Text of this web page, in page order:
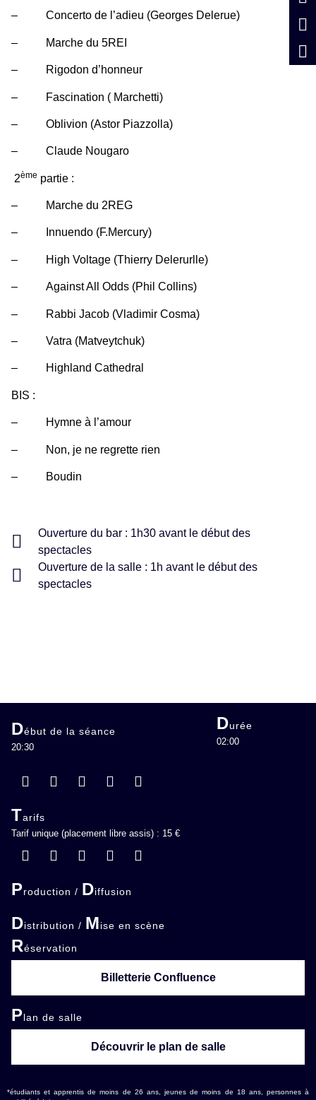
– Concerto de l’adieu (Georges Delerue)
– Marche du 5REI
– Rigodon d’honneur
– Fascination ( Marchetti)
– Oblivion (Astor Piazzolla)
– Claude Nougaro
2ème partie :
– Marche du 2REG
– Innuendo (F.Mercury)
– High Voltage (Thierry Delerurlle)
– Against All Odds (Phil Collins)
– Rabbi Jacob (Vladimir Cosma)
– Vatra (Matveytchuk)
– Highland Cathedral
BIS :
– Hymne à l’amour
– Non, je ne regrette rien
– Boudin
Ouverture du bar : 1h30 avant le début des
spectacles
Ouverture de la salle : 1h avant le début des
spectacles
Début de la séance
20:30
Durée
02:00
Tarifs
Tarif unique (placement libre assis) : 15 €
Production / Diffusion
Distribution / Mise en scène
Réservation
Billetterie Confluence
Plan de salle
Découvrir le plan de salle
*étudiants et apprentis de moins de 26 ans, jeunes de moins de 18 ans, personnes à